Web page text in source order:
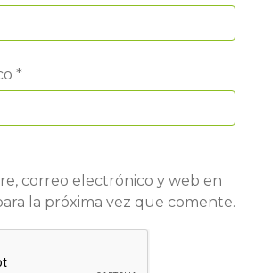
*
correo electrónico y web en
la próxima vez que comente.